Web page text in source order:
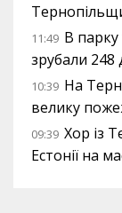
11:49 В парку
зрубали
10:39 На
велику
09:39 Хор із
Естонії на